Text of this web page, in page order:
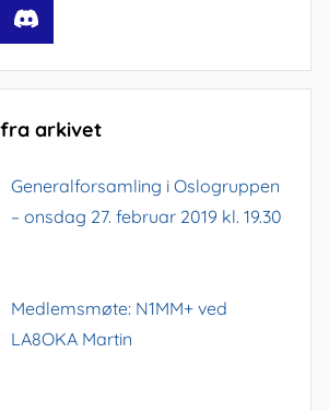
Discord
arkivet
Generalforsamling i Oslogruppen
– onsdag 27. februar 2019 kl. 19.30
Medlemsmøte: N1MM+ ved
LA8OKA Martin